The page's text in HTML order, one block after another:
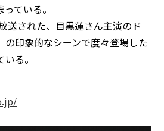
ている。
送された、目黒蓮さん主演のド
の印象的なシーンで度々登場した
る。